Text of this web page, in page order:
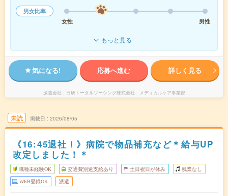
男女比率
女性
男性
もっと見る
気になる! 応募へ進む 詳しく見る
派遣会社 日研トータルソーシング株式会社 メディカルケア事業部
未読 掲載日 2026/08/05
《16:45退社！》病院で物品補充など＊給与UP
改定しました！＊
職種未経験OK 交通費別途支給あり 土日祝日が休み 残業なし
WEB登録OK 派遣